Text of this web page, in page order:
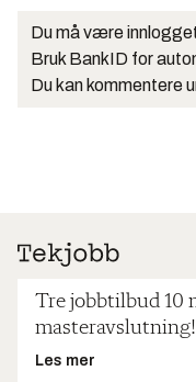
Du må være
Bruk BankID for
Du kan kommentere
Tre jobbtilbud 10
masteravslutning!
Les mer